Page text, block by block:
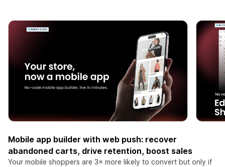
Mobile app builder with web push: recover
abandoned carts, drive retention, boost sales
Your mobile shoppers are 3× more likely to convert but only if